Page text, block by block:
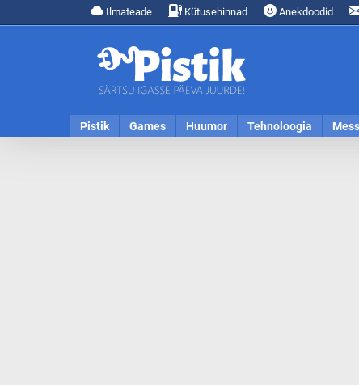
Ilmateade Kütusehinnad Anekdoodid
Pistik Games Huumor Tehnoloogia